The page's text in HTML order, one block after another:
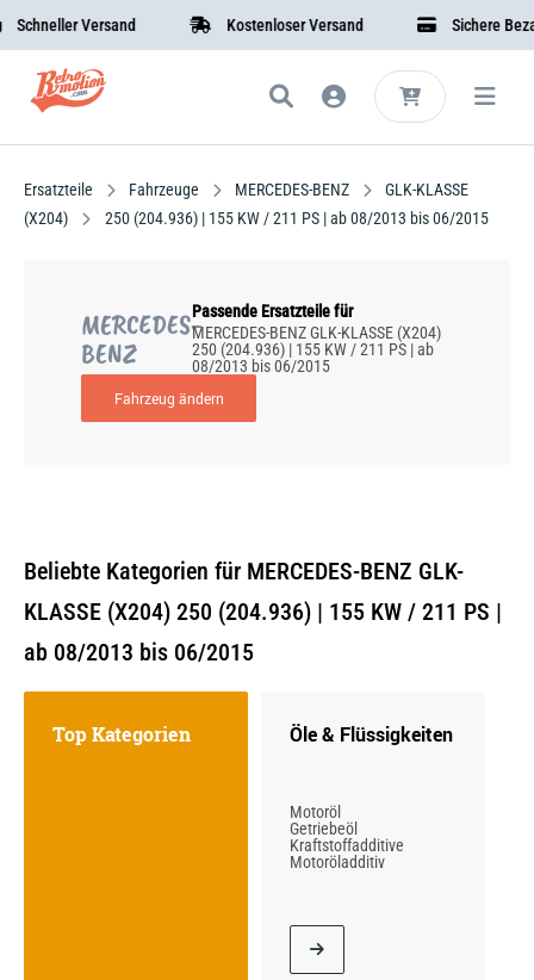
Versand Kostenloser Versand Sichere
Ersatzteile Fahrzeuge MERCEDES-BENZ
GLK-KLASSE
(X204)
250 (204.936) | 155 KW / 211 PS | ab 08/2013 bis 06/2015
MERCEDES-
BENZ
Passende Ersatzteile für
MERCEDES-BENZ GLK-KLASSE (X204)
250 (204.936) | 155 KW / 211 PS | ab
08/2013 bis 06/2015
Fahrzeug ändern
Beliebte Kategorien für MERCEDES-BENZ GLK-
KLASSE (X204) 250 (204.936) | 155 KW / 211 PS |
ab 08/2013 bis 06/2015
Top Kategorien Öle & Flüssigkeiten
Motoröl
Getriebeöl
Kraftstoffadditive
Motoröladditiv